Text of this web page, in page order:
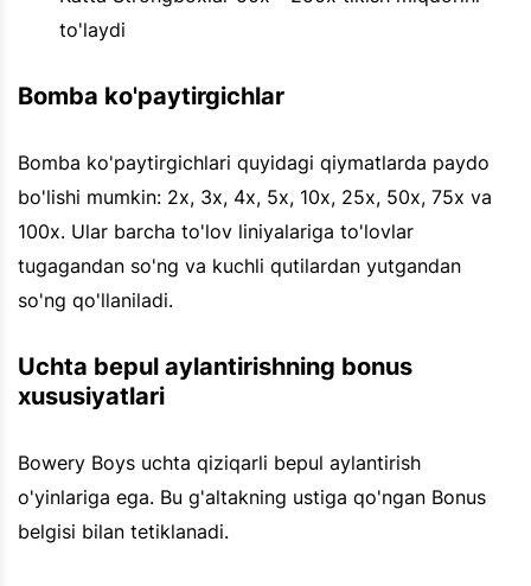
to'laydi
Bomba ko'paytirgichlar
Bomba ko'paytirgichlari quyidagi qiymatlarda paydo
bo'lishi mumkin: 2x, 3x, 4x, 5x, 10x, 25x, 50x, 75x va
100x. Ular barcha to'lov liniyalariga to'lovlar
tugagandan so'ng va kuchli qutilardan yutgandan
so'ng qo'llaniladi.
Uchta bepul aylantirishning bonus
xususiyatlari
Bowery Boys uchta qiziqarli bepul aylantirish
o'yinlariga ega. Bu g'altakning ustiga qo'ngan Bonus
belgisi bilan tetiklanadi.